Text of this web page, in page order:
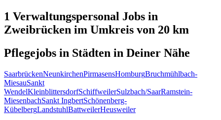
1 Verwaltungspersonal Jobs in
Zweibrücken im Umkreis von 20 km
Pflegejobs in Städten in Deiner Nähe
SaarbrückenNeunkirchenPirmasensHomburgBruchmühlbach-
MiesauSankt
WendelKleinblittersdorfSchiffweilerSulzbach/SaarRamstein-
MiesenbachSankt IngbertSchönenberg-
KübelbergLandstuhlBattweilerHeusweiler